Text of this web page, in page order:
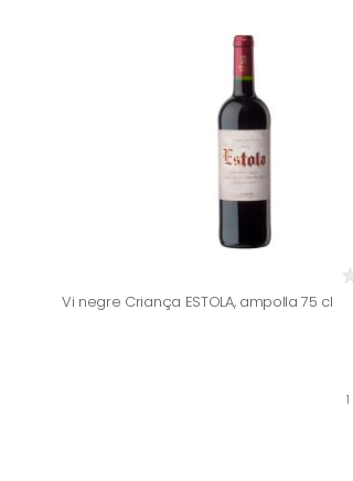
Vi negre Criança ESTOLA, ampolla 75 cl